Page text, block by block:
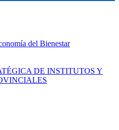
del Bienestar
DE INSTITUTOS Y